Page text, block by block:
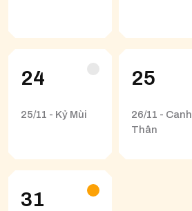
24
25/11 - Kỷ Mùi
25
26/11 - Canh
Thân
31